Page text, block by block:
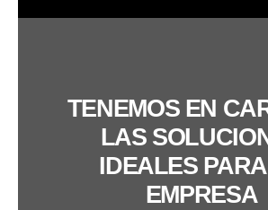
TENEMOS EN
LAS
IDEALES
EMPRESA